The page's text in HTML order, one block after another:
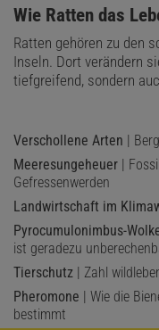
:
Wie Ratten das
Ratten gehören zu den
Inseln. Dort verändern
tiefgreifend, sondern
Verschollene Arten |
Meeresungeheuer |
Gefressenwerden
Landwirtschaft im
Pyrocumulonimbus-
ist geradezu
Tierschutz | Zahl
Pheromone | Wie die
bestimmt